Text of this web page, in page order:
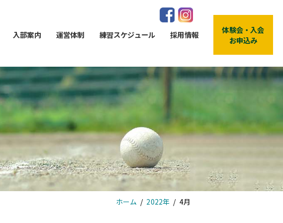
入部案内 運営体制 練習スケジュール 採用情報
体験会・入会
お申込み
ホーム 2022年 4月